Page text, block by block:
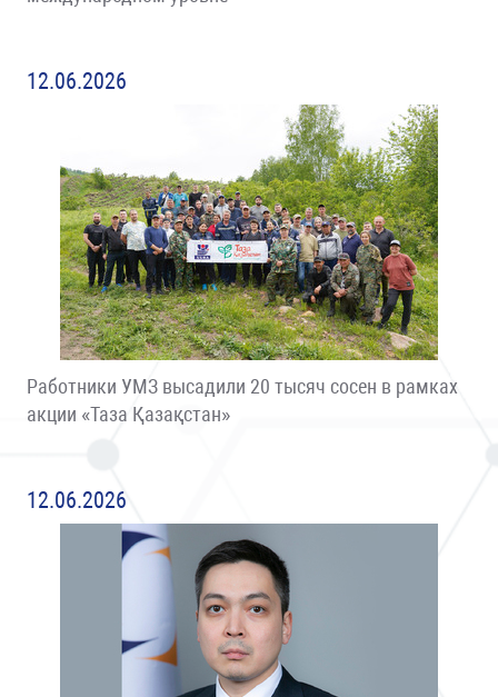
12.06.2026
Работники УМЗ высадили 20 тысяч сосен в рамках
акции «Таза Қазақстан»
12.06.2026